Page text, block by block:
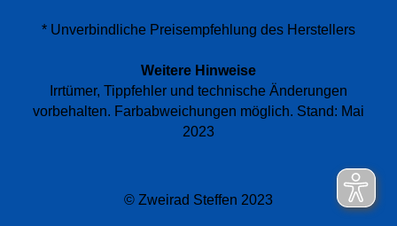
* Unverbindliche Preisempfehlung des Herstellers
Weitere Hinweise
Irrtümer, Tippfehler und technische Änderungen
vorbehalten. Farbabweichungen möglich. Stand: Mai
2023
© Zweirad Steffen 2023